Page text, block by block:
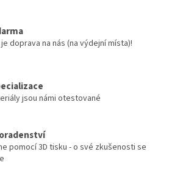
í
k
y
p
i
doprava na nás (na výdejní místa)!
jsou námi otestované
pomocí 3D tisku - o své zkušenosti se